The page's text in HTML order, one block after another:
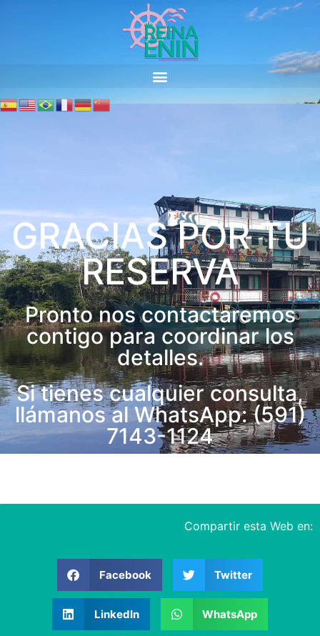
GRACIAS POR TU
RESERVA
Pronto nos contactaremos
contigo para coordinar los
detalles.
Si tienes cualquier consulta,
llámanos al WhatsApp: (591)
7143-1124
Compartir esta Web en:
Facebook Twitter
LinkedIn WhatsApp